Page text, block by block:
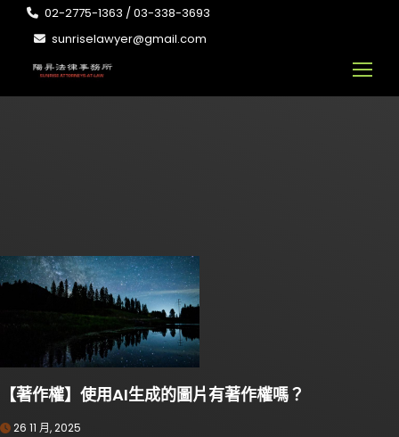
02-2775-1363 / 03-338-3693
sunriselawyer@gmail.com
【著作權】使用AI生成的圖片有著作權嗎？
26 11 月, 2025